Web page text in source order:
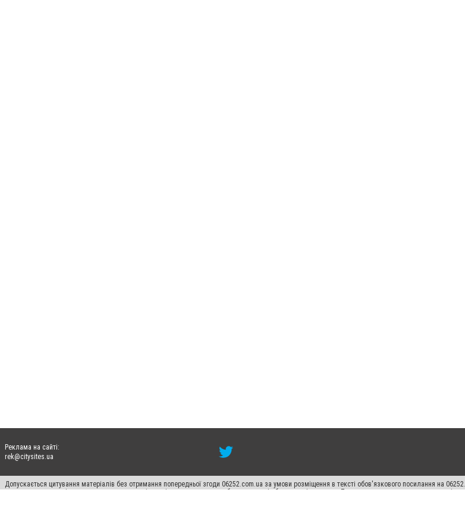
Реклама на сайті:
rek@citysites.ua
Допускається цитування матеріалів без отримання попередньої згоди 06252.com.ua за умови розміщення в тексті обов'язкового посилання на
пошукових систем гіперпосилання на цитовані статті не нижче другого абзацу в тексті або в якості джерела. Порушення виняткових прав